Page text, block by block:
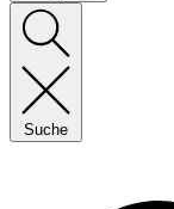
Suche